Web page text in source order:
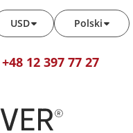
Polski
USD
+48 12 397 77 27